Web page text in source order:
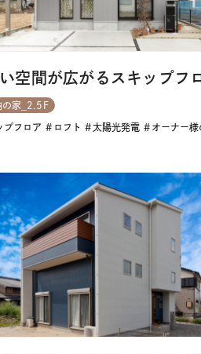
空間が広がるスキップフ
の家_2.5F
プフロア ロフト 太陽光発電 オーナー様